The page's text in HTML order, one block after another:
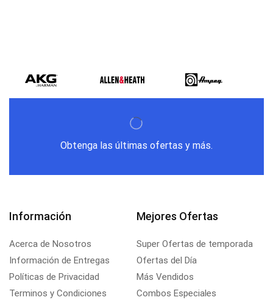
Obtenga las últimas ofertas y más.
Información
Acerca de Nosotros
Información de Entregas
Políticas de Privacidad
Terminos y Condiciones
Mejores Ofertas
Super Ofertas de temporada
Ofertas del Día
Más Vendidos
Combos Especiales